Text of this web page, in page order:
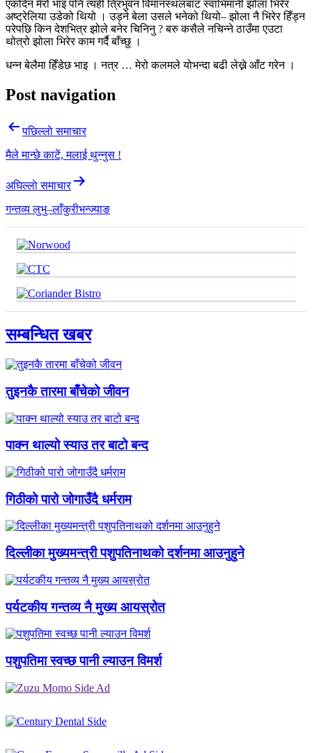
एकदिन मेरो भाइ पनि त्यही त्रिभुवन विमानस्थलबाट स्वाभिमानी झोला भिरेर
अष्ट्रेलिया उडेको थियो । उड्ने बेला उसले भनेको थियो– झोला नै भिरेर हिँड्न
परेपछि किन देशभित्र झोले बनेर चिनिनु ? बरु कसैले नचिन्ने ठाउँमा एउटा
थोत्रो झोला भिरेर काम गर्दै बाँच्छु ।
धन्न बेलैमा हिँडेछ भाइ । नत्र … मेरो कलमले योभन्दा बढी लेख्ने आँट गरेन ।
Post navigation
पछिल्लाे समाचार
मैले मान्छे काटें, मलाई थुन्नुस !
अघिल्लाे समाचार
गन्तव्य लुभु–लाँकुरीभन्ज्याङ
सम्बन्धित खबर
तुइनकै तारमा बाँचेको जीवन
पाक्न थाल्यो स्याउ तर बाटो बन्द
गिठीको पारो जोगाउँदै धर्मराम
दिल्लीका मुख्यमन्त्री पशुपतिनाथको दर्शनमा आउनुहुने
पर्यटकीय गन्तव्य नै मुख्य आयस्रोत
पशुपतिमा स्वच्छ पानी ल्याउन विमर्श